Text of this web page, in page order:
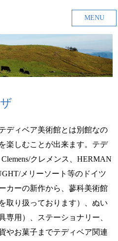
MENU
ディベア美術館とは別館なの
楽しむことが出来ます。テデ
クレメンス、HERMAN
メリーソート等のドイツ
カーの新作から、蓼科美術館
取り扱っております）、ぬい
専用）、ステーショナリー、
やお菓子までテディベア関連